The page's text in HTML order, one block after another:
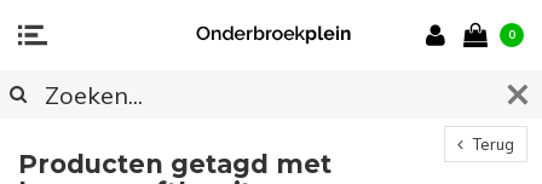
0
Terug
Producten getagd met